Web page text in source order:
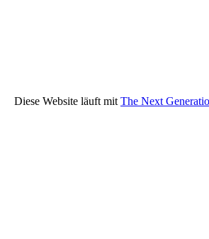
Diese Website läuft mit The Next